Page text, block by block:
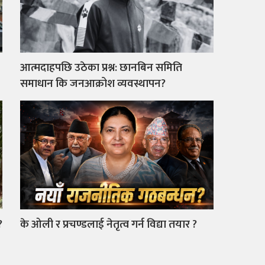
आत्मदाहपछि उठेका प्रश्न: छानबिन समिति
समाधान कि जनआक्रोश व्यवस्थापन?
के ओली र प्रचण्डलाई नेतृत्व गर्न विद्या तयार ?